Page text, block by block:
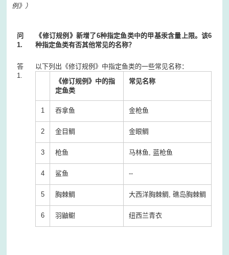
例》 ）
问
1.
《修订规例》新增了6种指定鱼类中的甲基汞含量上限。该6
种指定鱼类有否其他常见的名称？
答
1.
以下列出《修订规例》中指定鱼类的一些常见名称：
《修订规例》中的指
定鱼类
常见名称
1 吞拿鱼 金枪鱼
2 金目鲷 金眼鲷
3 枪鱼 马林鱼, 蓝枪鱼
4 鲨鱼 --
5 胸棘鲷 大西洋胸棘鲷, 礁岛胸棘鲷
6 羽鼬鳚 纽西兰青衣